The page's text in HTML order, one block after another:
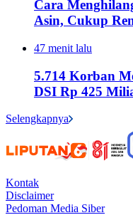
Cara
Asin, Cukup
47 menit lalu
5.714 Korban
DSI Rp 425
Selengkapnya
Kontak
Disclaimer
Pedoman Media Siber